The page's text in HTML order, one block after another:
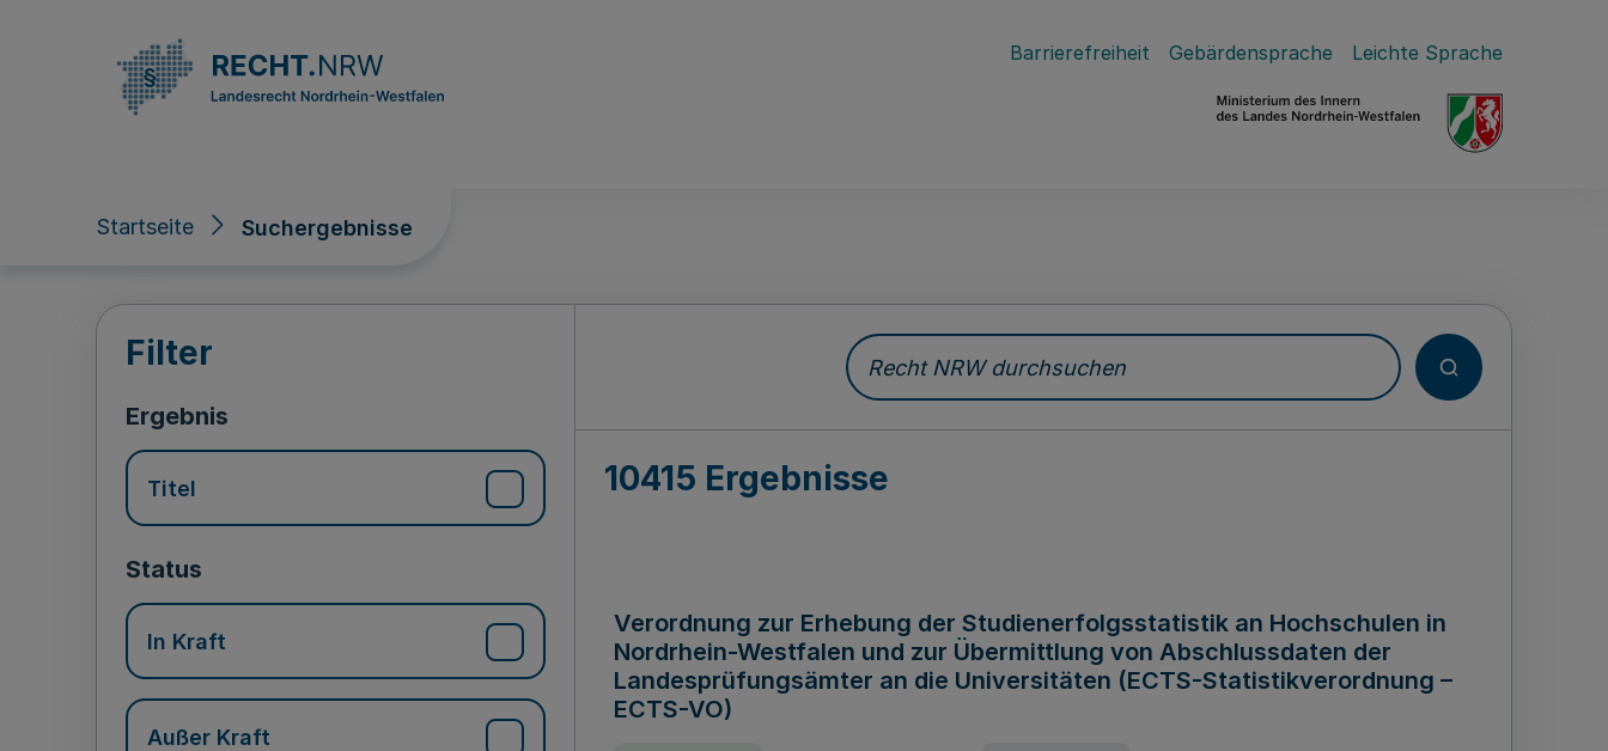
Barrierefreiheit Gebärdensprache Leichte Sprache
Startseite Suchergebnisse
Suchergebnisse
Filter
Ergebnis
Titel
Status
In Kraft
Außer Kraft
Recht NRW durchsuchen
10415 Ergebnisse
Verordnung zur Erhebung der Studienerfolgsstatistik an Hochschulen in
Nordrhein-Westfalen und zur Übermittlung von Abschlussdaten der
Landesprüfungsämter an die Universitäten (ECTS-Statistikverordnung –
ECTS-VO)